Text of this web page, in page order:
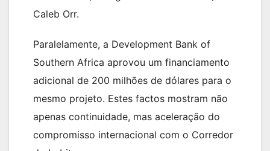
Caleb Orr.
Paralelamente, a Development Bank of
Southern Africa aprovou um financiamento
adicional de 200 milhões de dólares para o
mesmo projeto. Estes factos mostram não
apenas continuidade, mas aceleração do
compromisso internacional com o Corredor